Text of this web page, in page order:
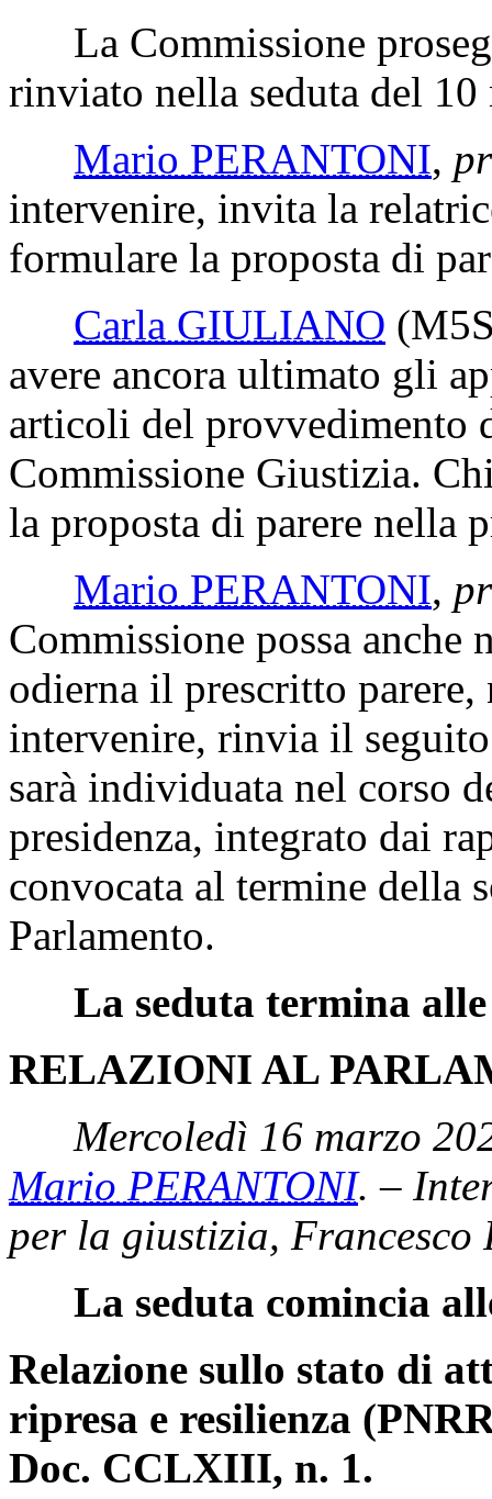
La Commissione
rinviato nella seduta del 10
Mario PERANTONI,
intervenire, invita la
formulare la proposta di
Carla GIULIANO
avere ancora ultimato gli
articoli del provvedimento
Commissione Giustizia.
la proposta di parere nella
Mario PERANTONI,
Commissione possa anche
odierna il prescritto parere,
intervenire, rinvia il seguito
sarà individuata nel corso
presidenza, integrato dai
convocata al termine della
Parlamento.
La seduta termina
RELAZIONI AL
Mercoledì 16 marzo
Mario PERANTONI. –
per la giustizia, Francesco
La seduta comincia
Relazione sullo stato di
ripresa e resilienza
Doc. CCLXIII, n. 1.